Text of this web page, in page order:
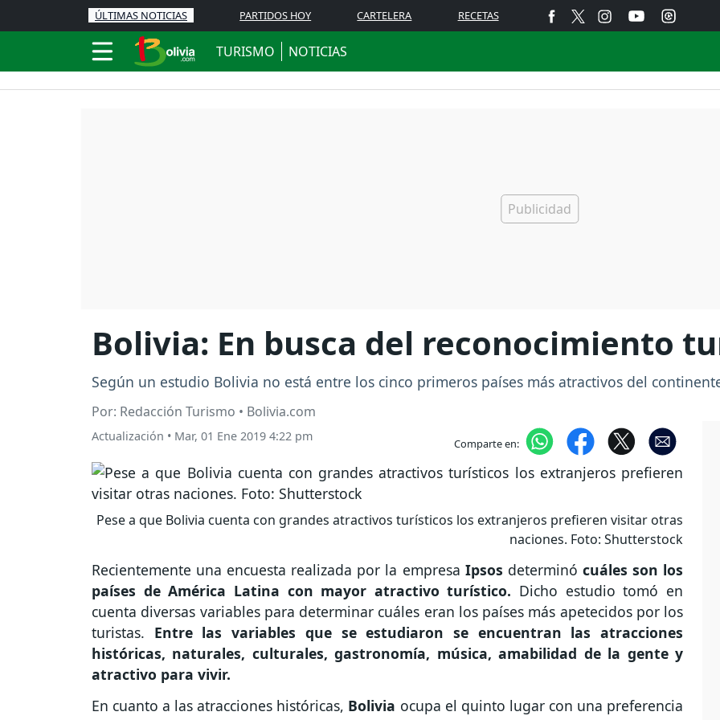
ÚLTIMAS NOTICIAS PARTIDOS HOY CARTELERA RECETAS
TURISMO NOTICIAS
Bolivia: En busca del reconocimiento
Según un estudio Bolivia no está entre los cinco primeros países más atractivos del
Por: Redacción Turismo • Bolivia.com
Actualización • Mar, 01 Ene 2019 4:22 pm Comparte en:
Pese a que Bolivia cuenta con grandes atractivos turísticos los extranjeros prefieren visitar otras
naciones. Foto: Shutterstock
Recientemente una encuesta realizada por la empresa Ipsos determinó cuáles son los
países de América Latina con mayor atractivo turístico. Dicho estudio tomó en
cuenta diversas variables para determinar cuáles eran los países más apetecidos por los
turistas. Entre las variables que se estudiaron se encuentran las atracciones
históricas, naturales, culturales, gastronomía, música, amabilidad de la gente y
atractivo para vivir.
En cuanto a las atracciones históricas, Bolivia ocupa el quinto lugar con una preferencia